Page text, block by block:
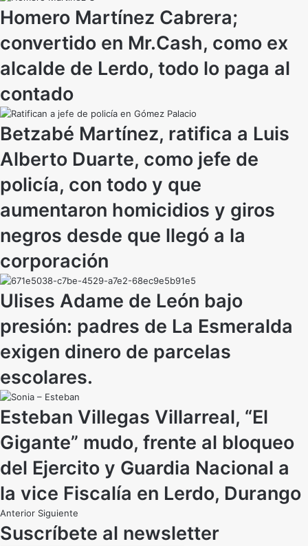
Homero Martínez Cabrera;
convertido en Mr.Cash, como ex
alcalde de Lerdo, todo lo paga al
contado
Betzabé Martínez, ratifica a Luis
Alberto Duarte, como jefe de
policía, con todo y que
aumentaron homicidios y giros
negros desde que llegó a la
corporación
Ulises Adame de León bajo
presión: padres de La Esmeralda
exigen dinero de parcelas
escolares.
Esteban Villegas Villarreal, “El
Gigante” mudo, frente al bloqueo
del Ejercito y Guardia Nacional a
la vice Fiscalía en Lerdo, Durango
Anterior Siguiente
Suscríbete al newsletter